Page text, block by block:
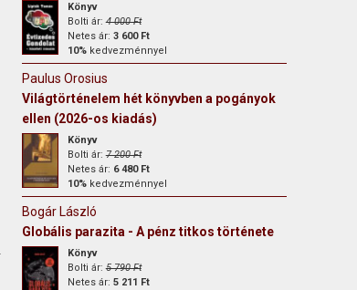
Könyv
Bolti ár:4 000 Ft
Netes ár: 3 600 Ft
10%kedvezménnyel
Paulus Orosius
Világtörténelem hét könyvben a pogányok
ellen (2026-os kiadás)
Könyv
Bolti ár:7 200 Ft
Netes ár: 6 480 Ft
10%kedvezménnyel
Bogár László
Globális parazita - A pénz titkos története
Könyv
Bolti ár:5 790 Ft
Netes ár: 5 211 Ft